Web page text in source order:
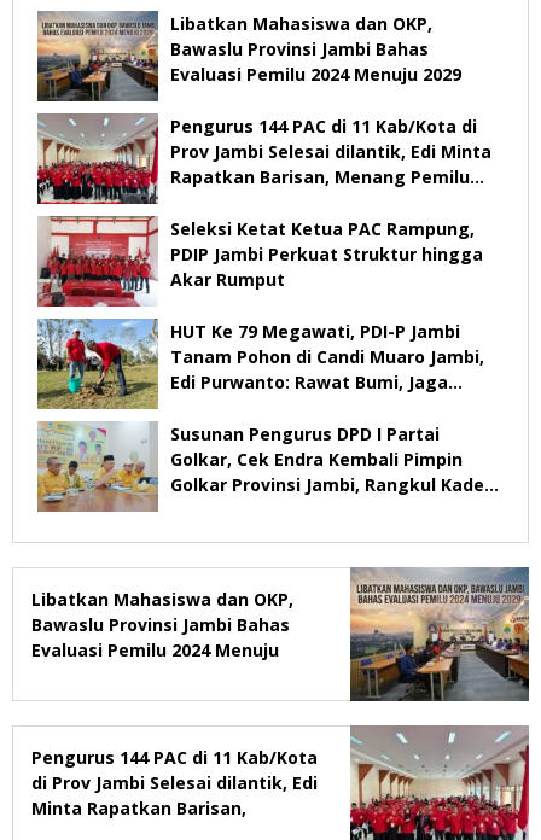
Libatkan Mahasiswa dan OKP,
Bawaslu Provinsi Jambi Bahas
Evaluasi Pemilu 2024 Menuju 2029
Pengurus 144 PAC di 11 Kab/Kota di
Prov Jambi Selesai dilantik, Edi Minta
Rapatkan Barisan, Menang Pemilu
Seleksi Ketat Ketua PAC Rampung,
PDIP Jambi Perkuat Struktur hingga
Akar Rumput
HUT Ke 79 Megawati, PDI-P Jambi
Tanam Pohon di Candi Muaro Jambi,
Edi Purwanto: Rawat Bumi, Jaga
Susunan Pengurus DPD I Partai
Golkar, Cek Endra Kembali Pimpin
Golkar Provinsi Jambi, Rangkul Kader
Libatkan Mahasiswa dan OKP,
Bawaslu Provinsi Jambi Bahas
Evaluasi Pemilu 2024 Menuju
Pengurus 144 PAC di 11 Kab/Kota
di Prov Jambi Selesai dilantik, Edi
Minta Rapatkan Barisan,